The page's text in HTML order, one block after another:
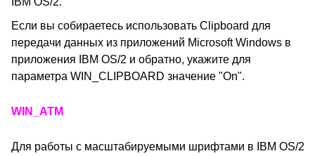
Если вы собираетесь использовать Clipboard для
передачи данных из приложений Microsoft Windows в
приложения IBM OS/2 и обратно, укажите для
параметра WIN_CLIPBOARD значение "On".
WIN_ATM
Для работы с масштабируемыми шрифтами в IBM OS/2